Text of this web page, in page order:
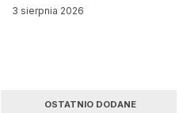
3 sierpnia 2026
OSTATNIO DODANE